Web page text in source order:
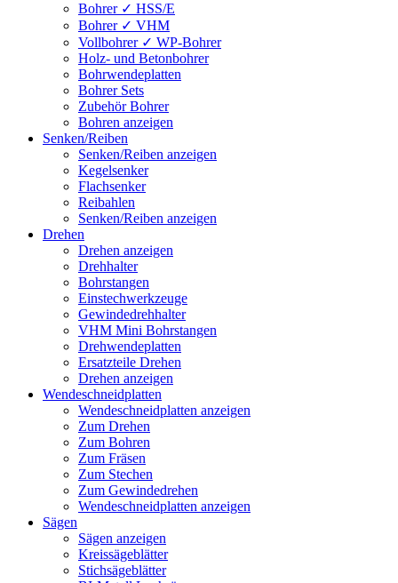
Bohrer ✓ HSS/E
Bohrer ✓ VHM
Vollbohrer ✓ WP-Bohrer
Holz- und Betonbohrer
Bohrwendeplatten
Bohrer Sets
Zubehör Bohrer
Bohren anzeigen
Senken/Reiben
Senken/Reiben anzeigen
Kegelsenker
Flachsenker
Reibahlen
Senken/Reiben anzeigen
Drehen
Drehen anzeigen
Drehhalter
Bohrstangen
Einstechwerkzeuge
Gewindedrehhalter
VHM Mini Bohrstangen
Drehwendeplatten
Ersatzteile Drehen
Drehen anzeigen
Wendeschneidplatten
Wendeschneidplatten anzeigen
Zum Drehen
Zum Bohren
Zum Fräsen
Zum Stechen
Zum Gewindedrehen
Wendeschneidplatten anzeigen
Sägen
Sägen anzeigen
Kreissägeblätter
Stichsägeblätter